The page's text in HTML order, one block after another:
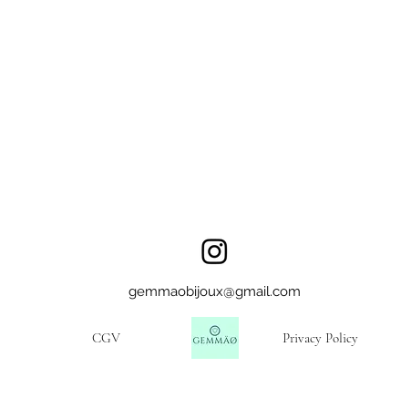
gemmaobijoux@gmail.com
CGV Privacy Policy